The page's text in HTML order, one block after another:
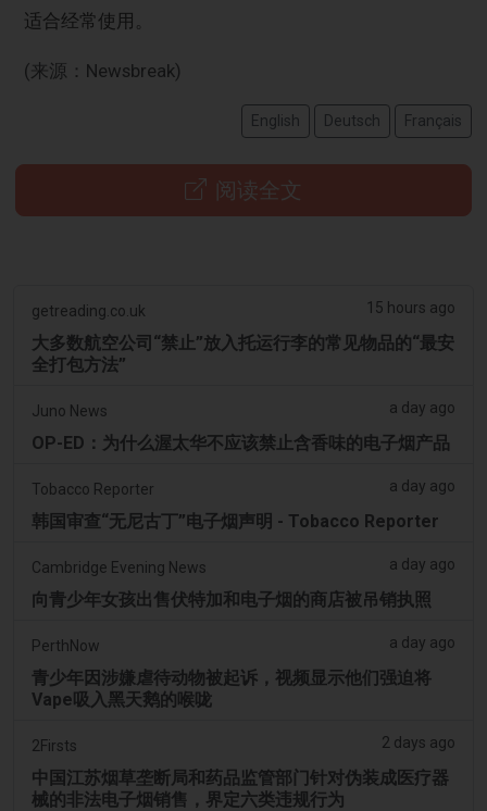
适合经常使用。
(来源：Newsbreak)
English Deutsch Français
阅读全文
getreading.co.uk 15 hours ago
大多数航空公司“禁止”放入托运行李的常见物品的“最安
全打包方法”
Juno News a day ago
OP-ED：为什么渥太华不应该禁止含香味的电子烟产品
Tobacco Reporter a day ago
韩国审查“无尼古丁”电子烟声明 - Tobacco Reporter
Cambridge Evening News a day ago
向青少年女孩出售伏特加和电子烟的商店被吊销执照
PerthNow a day ago
青少年因涉嫌虐待动物被起诉，视频显示他们强迫将
Vape吸入黑天鹅的喉咙
2Firsts 2 days ago
中国江苏烟草垄断局和药品监管部门针对伪装成医疗器
械的非法电子烟销售，界定六类违规行为